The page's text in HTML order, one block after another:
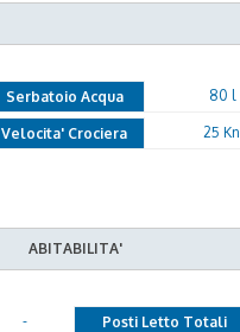
Serbatoio Acqua 80 l
Velocita' Crociera
25 Kn
ABITABILITA'
- Posti Letto Totali